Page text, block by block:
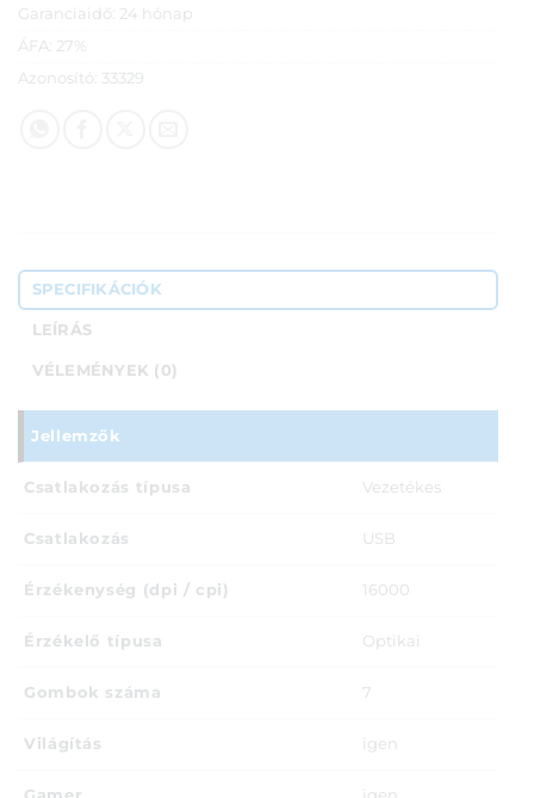
Garanciaidő: 24 hónap
ÁFA: 27%
Azonosító: 33329
SPECIFIKÁCIÓK
LEÍRÁS
VÉLEMÉNYEK (0)
Jellemzők
Csatlakozás típusa Vezetékes
Csatlakozás USB
Érzékenység (dpi / cpi) 16000
Érzékelő típusa Optikai
Gombok száma 7
Világítás igen